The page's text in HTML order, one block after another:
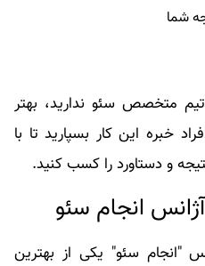
شما
تیم متخصص سئو ندارید، بهتر
خبره این کار بسپارید تا با
و دستاورد را کسب کنید.
"انجام سئو" یکی از بهترین